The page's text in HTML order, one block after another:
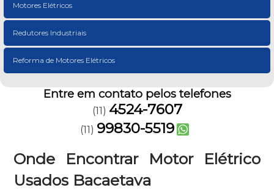
Motores Elétricos
Redutores Industriais
Reforma de Motores Elétricos
Entre em contato pelos telefones
(11) 4524-7607
(11) 99830-5519
Onde Encontrar Motor Elétrico
Usados Bacaetava